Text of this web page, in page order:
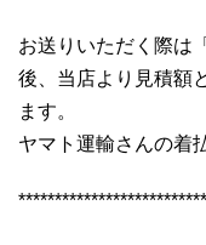
お送りいただく際は
後、当店より見積額
ます。
ヤマト運輸さんの着